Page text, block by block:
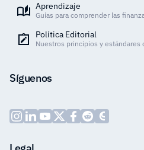
Aprendizaje
Guías para comprender las
Política Editorial
Nuestros principios y estándares
Síguenos